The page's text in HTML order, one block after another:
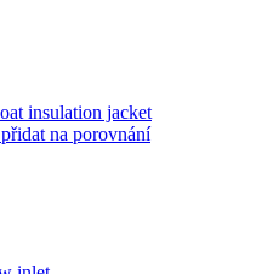
přidat na porovnání